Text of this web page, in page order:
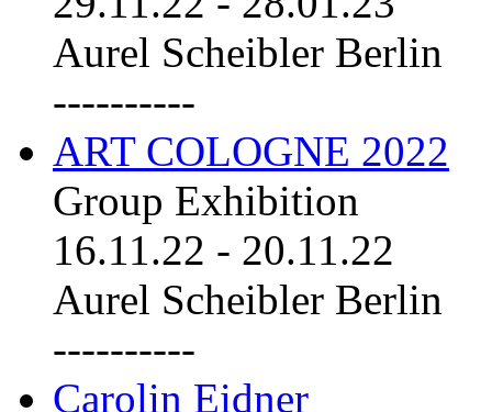
Aurel Scheibler Berlin
----------
ART COLOGNE 2022
Group Exhibition
16.11.22 - 20.11.22
Aurel Scheibler Berlin
----------
Carolin Eidner